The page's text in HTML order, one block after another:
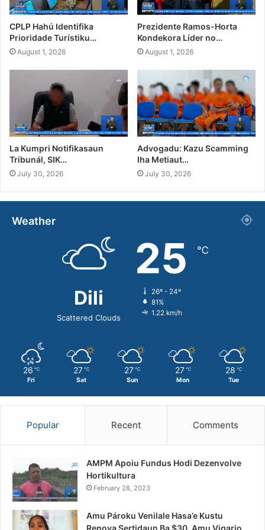
CPLP Hahú Identifika
Prioridade Turístiku…
August 1, 2026
Prezidente Ramos-Horta
Kondekora Líder no…
August 1, 2026
La Kumpri Notifikasaun
Tribunál, SIK…
July 30, 2026
Advogadu: Kazu Scamming
Iha Metiaut…
July 30, 2026
Weather
Dili
Scattered Clouds
25 ℃
26º - 24º
81%
1.22 km/h
26 ℃
Fri
27 ℃
Sat
27 ℃
Sun
27 ℃
Mon
28 ℃
Tue
Popular Recent Comments
AMPM Apoiu Fundus Hodi Dezenvolve
Hortikultura
February 28, 2023
Amu Pároku Venilale Hasa’e Kustu
Renova Sertidaun Ba $30, Amu Vigario